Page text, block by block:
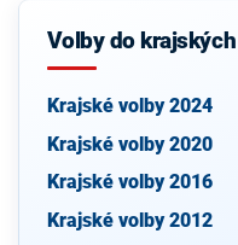
Volby do
Krajské volby 2024
Krajské volby 2020
Krajské volby 2016
Krajské volby 2012